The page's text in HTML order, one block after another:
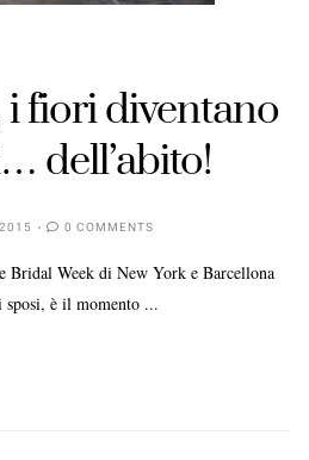
ifioridiventano
dell’abito!
0 COMMENTS
Bridal Week di New York e Barcellona
sposi, è il momento ...